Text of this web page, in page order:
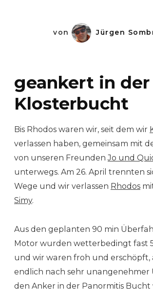
von Jürgen
geankert in der
Klosterbucht
Bis Rhodos waren wir, seit dem wir
verlassen haben, gemeinsam mit
von unseren FreundenJo und
unterwegs. Am 26. April trennten
Wege und wir verlassen Rhodos
Simy.
Aus den geplanten 90 min
Motor wurden wetterbedingt fast
und wir waren froh und erschöpft,
endlich nach sehr unangenehmer
den Anker in der Panormitis Bucht